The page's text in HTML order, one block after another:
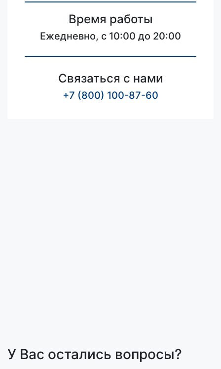
Время работы
Ежедневно, с 10:00 до 20:00
Связаться с нами
+7 (800) 100-87-60
У Вас остались вопросы?